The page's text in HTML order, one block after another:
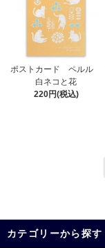
ポストカード ペルル
白ネコと花
220円(税込)
カテゴリーから探す